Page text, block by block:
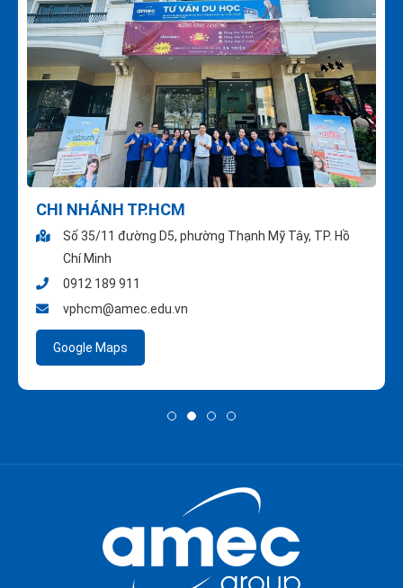
CHI NHÁNH TP.HCM
Số 35/11 đường D5, phường Thạnh Mỹ Tây, TP. Hồ
Chí Minh
0912 189 911
vphcm@amec.edu.vn
Google Maps